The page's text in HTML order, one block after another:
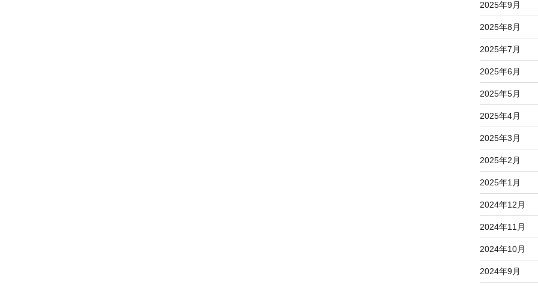
2025年9月
2025年8月
2025年7月
2025年6月
2025年5月
2025年4月
2025年3月
2025年2月
2025年1月
2024年12月
2024年11月
2024年10月
2024年9月